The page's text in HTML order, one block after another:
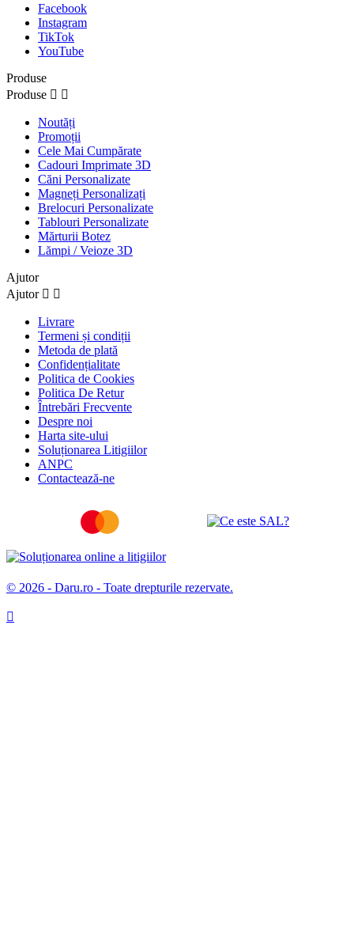
Facebook
Instagram
TikTok
YouTube
Produse
Produse  
Noutăți
Promoții
Cele Mai Cumpărate
Cadouri Imprimate 3D
Căni Personalizate
Magneți Personalizați
Brelocuri Personalizate
Tablouri Personalizate
Mărturii Botez
Lămpi / Veioze 3D
Ajutor
Ajutor  
Livrare
Termeni și condiții
Metoda de plată
Confidențialitate
Politica de Cookies
Politica De Retur
Întrebări Frecvente
Despre noi
Harta site-ului
Soluționarea Litigiilor
ANPC
Contactează-ne
© 2026 - Daru.ro - Toate drepturile rezervate.
